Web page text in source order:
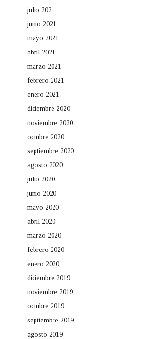
julio 2021
junio 2021
mayo 2021
abril 2021
marzo 2021
febrero 2021
enero 2021
diciembre 2020
noviembre 2020
octubre 2020
septiembre 2020
agosto 2020
julio 2020
junio 2020
mayo 2020
abril 2020
marzo 2020
febrero 2020
enero 2020
diciembre 2019
noviembre 2019
octubre 2019
septiembre 2019
agosto 2019